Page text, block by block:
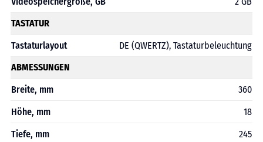
TASTATUR
Tastaturlayout
DE (QWERTZ), Tastaturbeleuchtung
ABMESSUNGEN
Breite, mm
360
Höhe, mm
18
Tiefe, mm
245